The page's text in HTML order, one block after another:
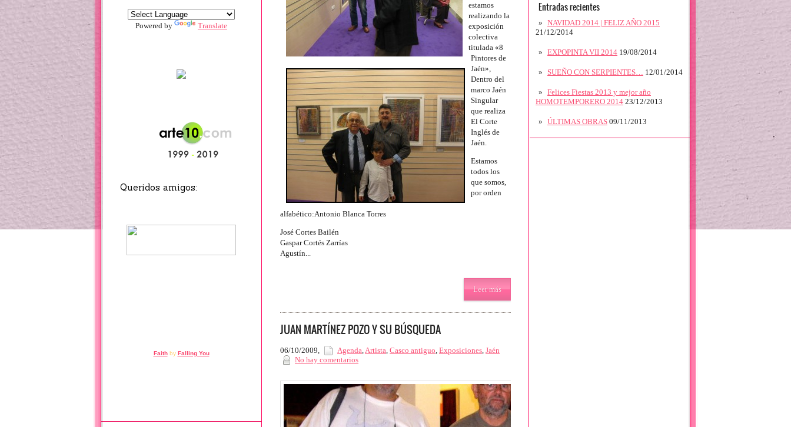
Entradas recientes
NAVIDAD 2014 | FELIZ AÑO 2015
21/12/2014
EXPOPINTA VII 2014 19/08/2014
SUEÑO CON SERPIENTES… 12/01/2014
Felices Fiestas 2013 y mejor año
HOMOTEMPORERO 2014 23/12/2013
ÚLTIMAS OBRAS 09/11/2013
Powered by Translate
Faithby Falling You
estamos
realizando la
exposición
colectiva
titulada «8
Pintores de
Jaén»,
Dentro del
marco Jaén
Singular
que realiza
El Corte
Inglés de
Jaén.
Estamos
todos los
que somos,
por orden
alfabético:Antonio Blanca Torres
José Cortes Bailén
Gaspar Cortés Zarrías
Agustín...
Leer más
JUAN MARTÍNEZ POZO Y SU BÚSQUEDA
06/10/2009, Agenda,Artista, Casco antiguo, Exposiciones, Jaén
No hay comentarios